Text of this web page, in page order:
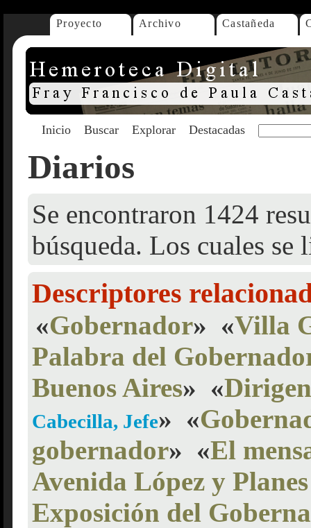
Proyecto Archivo Castañeda
Inicio Buscar Explorar Destacadas
Diarios
Se encontraron 1424
búsqueda. Los cuales se
Descriptores
«Gobernador» «Villa
Palabra del
Buenos Aires» «
Cabecilla, Jefe» «
gobernador» «El
Avenida López y
Exposición del